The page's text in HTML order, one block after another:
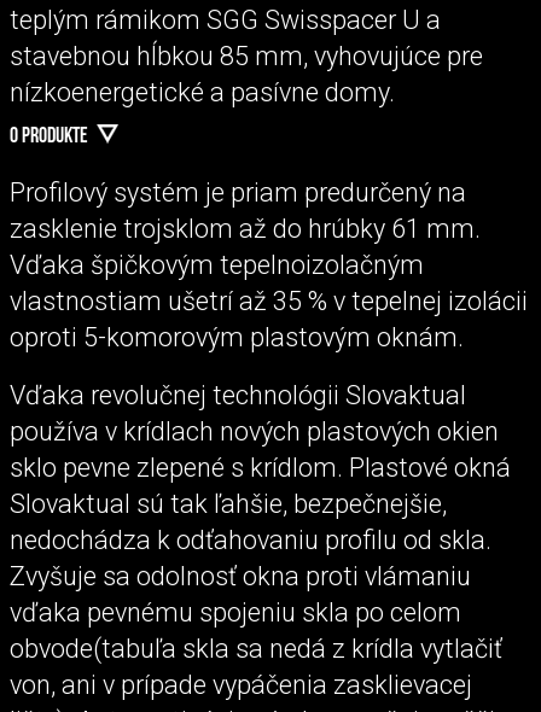
teplým rámikom SGG Swisspacer U a
stavebnou hĺbkou 85 mm, vyhovujúce pre
nízkoenergetické a pasívne domy.
O PRODUKTE
Profilový systém je priam predurčený na
zasklenie trojsklom až do hrúbky 61 mm.
Vďaka špičkovým tepelnoizolačným
vlastnostiam ušetrí až 35 % v tepelnej izolácii
oproti 5-komorovým plastovým oknám.
Vďaka revolučnej technológii Slovaktual
používa v krídlach nových plastových okien
sklo pevne zlepené s krídlom. Plastové okná
Slovaktual sú tak ľahšie, bezpečnejšie,
nedochádza k odťahovaniu profilu od skla.
Zvyšuje sa odolnosť okna proti vlámaniu
vďaka pevnému spojeniu skla po celom
obvode(tabuľa skla sa nedá z krídla vytlačiť
von, ani v prípade vypáčenia zasklievacej